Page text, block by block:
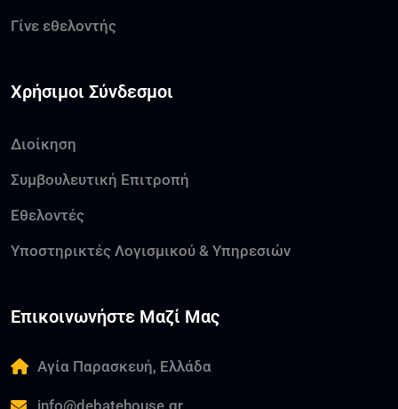
Γίνε εθελοντής
Χρήσιμοι Σύνδεσμοι
Διοίκηση
Συμβουλευτική Επιτροπή
Εθελοντές
Υποστηρικτές Λογισμικού & Υπηρεσιών
Επικοινωνήστε Μαζί Μας
Αγία Παρασκευή, Ελλάδα
info@debatehouse.gr